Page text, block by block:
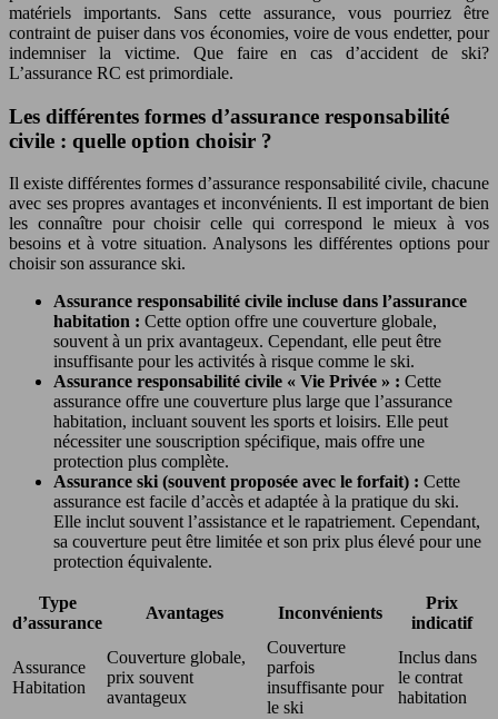
matériels importants. Sans cette assurance, vous pourriez être
contraint de puiser dans vos économies, voire de vous endetter, pour
indemniser la victime. Que faire en cas d’accident de ski?
L’assurance RC est primordiale.
Les différentes formes d’assurance responsabilité
civile : quelle option choisir ?
Il existe différentes formes d’assurance responsabilité civile, chacune
avec ses propres avantages et inconvénients. Il est important de bien
les connaître pour choisir celle qui correspond le mieux à vos
besoins et à votre situation. Analysons les différentes options pour
choisir son assurance ski.
Assurance responsabilité civile incluse dans l’assurance
habitation : Cette option offre une couverture globale,
souvent à un prix avantageux. Cependant, elle peut être
insuffisante pour les activités à risque comme le ski.
Assurance responsabilité civile « Vie Privée » : Cette
assurance offre une couverture plus large que l’assurance
habitation, incluant souvent les sports et loisirs. Elle peut
nécessiter une souscription spécifique, mais offre une
protection plus complète.
Assurance ski (souvent proposée avec le forfait) : Cette
assurance est facile d’accès et adaptée à la pratique du ski.
Elle inclut souvent l’assistance et le rapatriement. Cependant,
sa couverture peut être limitée et son prix plus élevé pour une
protection équivalente.
Type
d’assurance
Avantages Inconvénients
Prix
indicatif
Assurance
Habitation
Couverture globale,
prix souvent
avantageux
Couverture
parfois
insuffisante pour
le ski
Inclus dans
le contrat
habitation